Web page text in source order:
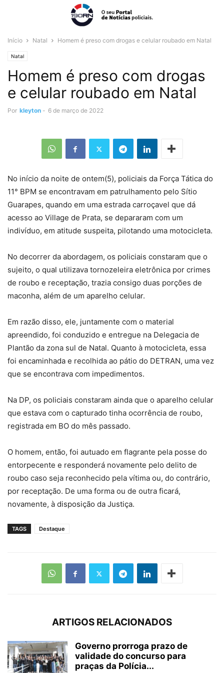
Início Natal Homem é preso com drogas e celular roubado em Natal
Natal
Homem é preso com drogas
e celular roubado em Natal
Por kleyton - 6 de março de 2022
No início da noite de ontem(5), policiais da Força Tática do
11° BPM se encontravam em patrulhamento pelo Sítio
Guarapes, quando em uma estrada carroçavel que dá
acesso ao Village de Prata, se depararam com um
indivíduo, em atitude suspeita, pilotando uma motocicleta.
No decorrer da abordagem, os policiais constaram que o
sujeito, o qual utilizava tornozeleira eletrônica por crimes
de roubo e receptação, trazia consigo duas porções de
maconha, além de um aparelho celular.
Em razão disso, ele, juntamente com o material
apreendido, foi conduzido e entregue na Delegacia de
Plantão da zona sul de Natal. Quanto à motocicleta, essa
foi encaminhada e recolhida ao pátio do DETRAN, uma vez
que se encontrava com impedimentos.
Na DP, os policiais constaram ainda que o aparelho celular
que estava com o capturado tinha ocorrência de roubo,
registrada em BO do mês passado.
O homem, então, foi autuado em flagrante pela posse do
entorpecente e responderá novamente pelo delito de
roubo caso seja reconhecido pela vítima ou, do contrário,
por receptação. De uma forma ou de outra ficará,
novamente, à disposição da Justiça.
TAGS Destaque
ARTIGOS RELACIONADOS
Governo prorroga prazo de
validade do concurso para
praças da Polícia...